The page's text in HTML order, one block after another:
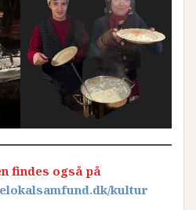
findes også på
kultur